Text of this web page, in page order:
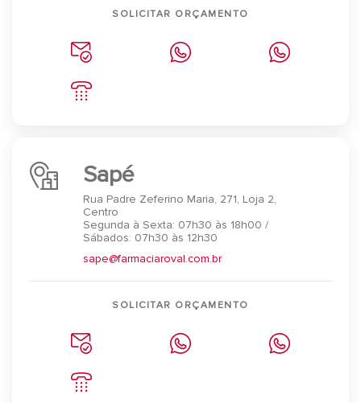
SOLICITAR ORÇAMENTO
Sapé
Rua Padre Zeferino Maria, 271, Loja 2,
Centro
Segunda à Sexta: 07h30 às 18h00 /
Sábados: 07h30 às 12h30
sape@farmaciaroval.com.br
SOLICITAR ORÇAMENTO